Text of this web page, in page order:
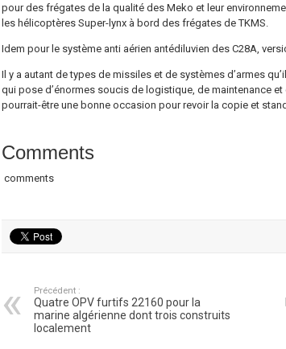
pour des frégates de la qualité des Meko et leur
les hélicoptères Super-lynx à bord des frégates de TKMS.
Idem pour le système anti aérien antédiluvien des C28A,
Il y a autant de types de missiles et de systèmes d’armes
qui pose d’énormes soucis de logistique, de maintenance
pourrait-être une bonne occasion pour revoir la copie et
Comments
comments
Précédent :
Quatre OPV furtifs 22160 pour la
marine algérienne dont trois construits
localement